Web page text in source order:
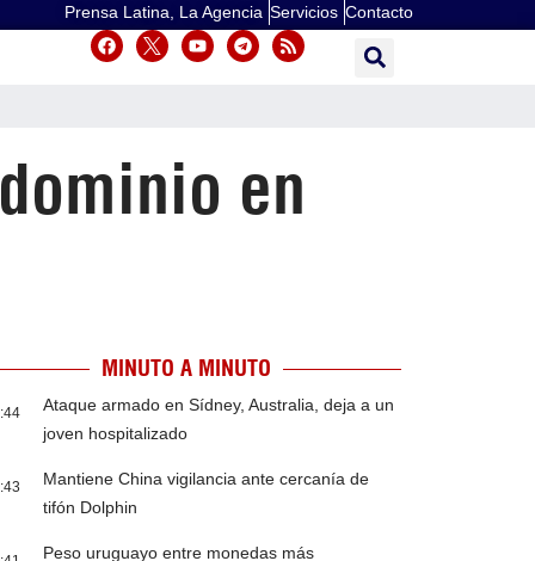
Prensa Latina, La Agencia Servicios Contacto
en
MINUTO A MINUTO
Ataque armado en Sídney, Australia, deja a un
joven hospitalizado
Mantiene China vigilancia ante cercanía de
tifón Dolphin
Peso uruguayo entre monedas más